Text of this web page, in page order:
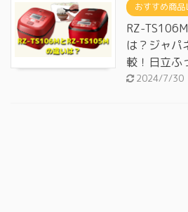
おすすめ商品
RZ-
は？ジャパ
較！日立ふ
2024/7/30